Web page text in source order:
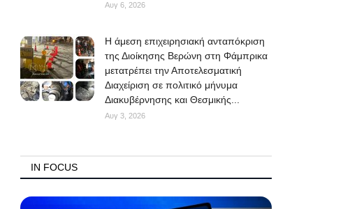
Αυγ 6, 2026
Η άμεση επιχειρησιακή ανταπόκριση
της Διοίκησης Βερώνη στη Φάμπρικα
μετατρέπει την Αποτελεσματική
Διαχείριση σε πολιτικό μήνυμα
Διακυβέρνησης και Θεσμικής...
Αυγ 3, 2026
IN FOCUS